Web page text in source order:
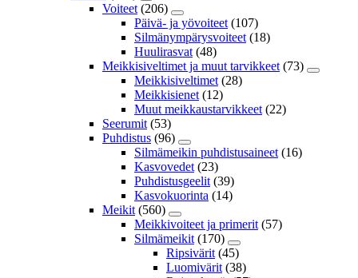
Voiteet (206)
Päivä- ja yövoiteet (107)
Silmänympärysvoiteet (18)
Huulirasvat (48)
Meikkisiveltimet ja muut tarvikkeet (73)
Meikkisiveltimet (28)
Meikkisienet (12)
Muut meikkaustarvikkeet (22)
Seerumit (53)
Puhdistus (96)
Silmämeikin puhdistusaineet (16)
Kasvovedet (23)
Puhdistusgeelit (39)
Kasvokuorinta (14)
Meikit (560)
Meikkivoiteet ja primerit (57)
Silmämeikit (170)
Ripsivärit (45)
Luomivärit (38)